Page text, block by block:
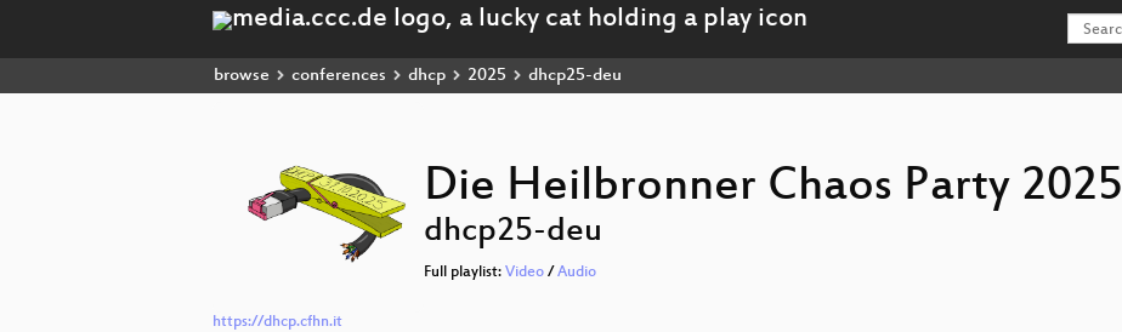
browse conferences dhcp 2025 dhcp25-deu
Die Heilbronner Chaos Party 2025
dhcp25-deu
Full playlist: Video / Audio
https://dhcp.cfhn.it